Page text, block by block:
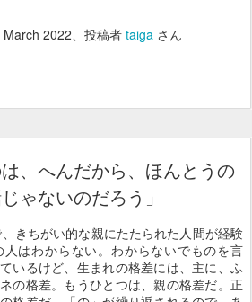
2022、投稿者 taigaさん
は、へんだから、ほんとうの
ゃないのだろう」
きちがい的な親にたたられた人間が経験
人はわからない。わからないでものを言
いるけど、生まれの格差には、主に、ふ
の格差。もうひとつは、親の格差だ。正